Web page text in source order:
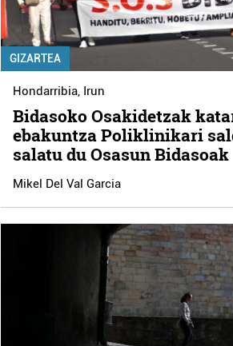
GIZARTEA
Hondarribia, Irun
Bidasoko Osakidetzak
ebakuntza Poliklinikari
salatu du Osasun Bidasoak
Mikel Del Val Garcia